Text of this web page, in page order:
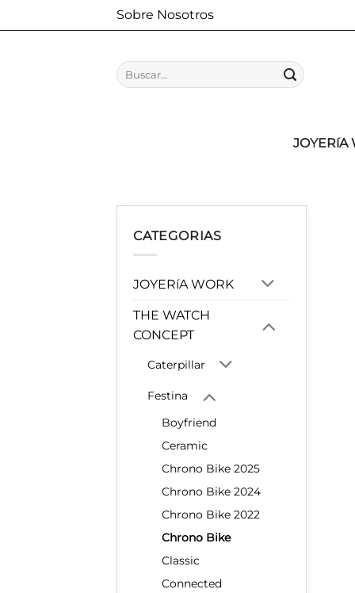
al
Sobre Nosotros
Buscar
por:
JOYERíA
CATEGORIAS
JOYERíA WORK
THE WATCH
CONCEPT
Caterpillar
Festina
Boyfriend
Ceramic
Chrono Bike 2025
Chrono Bike 2024
Chrono Bike 2022
Chrono Bike
Classic
Connected